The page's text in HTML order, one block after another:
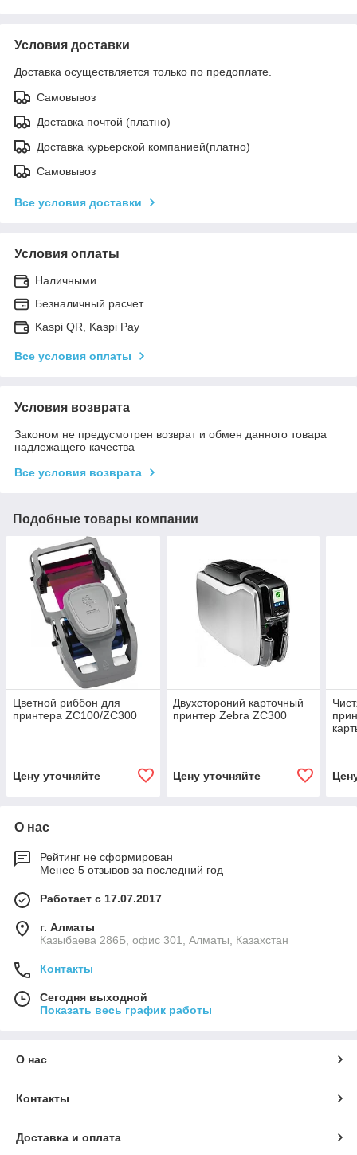
Условия доставки
Доставка осуществляется только по предоплате.
Самовывоз
Доставка почтой (платно)
Доставка курьерской компанией(платно)
Самовывоз
Все условия доставки
Условия оплаты
Наличными
Безналичный расчет
Kaspi QR, Kaspi Pay
Все условия оплаты
Условия возврата
Законом не предусмотрен возврат и обмен данного товара
надлежащего качества
Все условия возврата
Подобные товары компании
Цветной риббон для
принтера ZC100/ZC300
Цену уточняйте
Двухстороний карточный
принтер Zebra ZC300
Цену уточняйте
О нас
Рейтинг не сформирован
Менее 5 отзывов за последний год
Работает с 17.07.2017
г. Алматы
Казыбаева 286Б, офис 301, Алматы, Казахстан
Контакты
Сегодня выходной
Показать весь график работы
О нас
Контакты
Доставка и оплата